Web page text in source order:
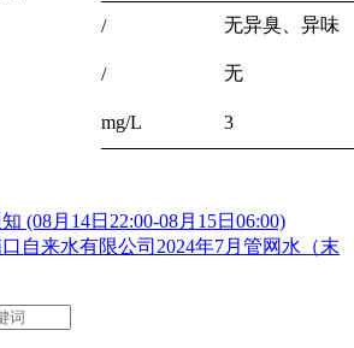
/ 无异臭、异味
/ 无
mg/L 3
(08月14日22:00-08月15日06:00)
自来水有限公司2024年7月管网水（末